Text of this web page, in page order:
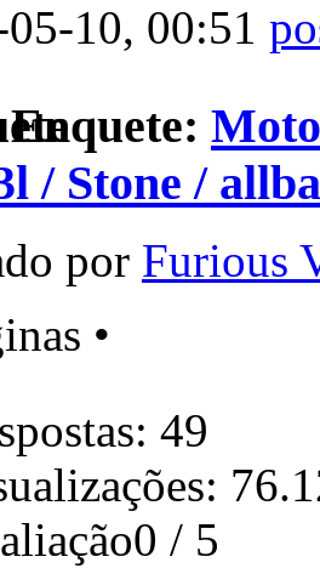
10, 00:51
Enquete:
/ Stone /
por Furious
•
49
/ 5